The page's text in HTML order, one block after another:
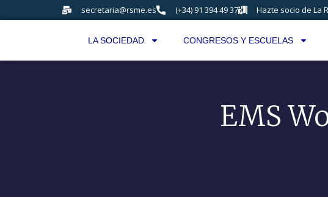
secretaria@rsme.es (+34) 91 394 49 37 Hazte socio de La
LA SOCIEDAD CONGRESOS Y ESCUELAS
EMS